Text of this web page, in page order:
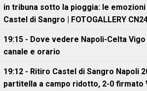
in tribuna sotto la pioggia: le
Castel di Sangro | FOTOGALLERY
19:15 - Dove vedere Napoli-Celta
canale e orario
19:12 - Ritiro Castel di Sangro Napoli
partitella a campo ridotto, 2-0 firmato